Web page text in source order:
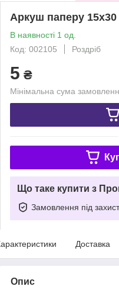
Аркуш паперу
В наявності 1 од.
Код: 002105
Роздріб
5 ₴
Мінімальна сума
Що таке купити з
Замовлення під
Доставка
Опис